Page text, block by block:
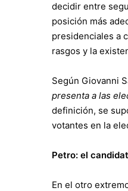
decidir entre
posición más
presidenciales a
rasgos y la
Según Giovanni
presenta a las
definición, se
votantes en la
Petro: el
En el otro